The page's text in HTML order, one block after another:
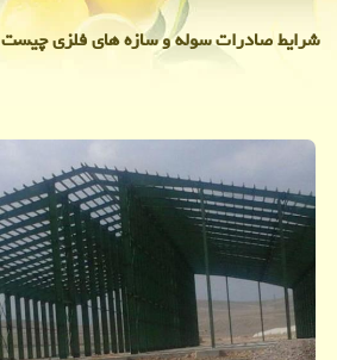
شرایط صادرات سوله و سازه های فلزی چیست